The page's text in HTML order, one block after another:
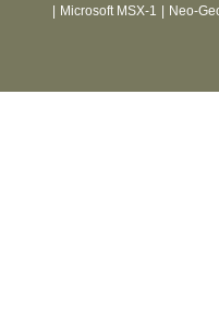
Microsoft MSX-1 Neo-